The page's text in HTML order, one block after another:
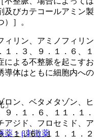
」
薬 > β刺激薬
及びカテコールアミン製
］。
リン、アミノフィリン
．３、９．１．６、１
による不整脈を起こすお
導体はともに細胞内への
ン、ベタメタゾン、ヒ
．１．６、１１．１．
アジド、フロセミド、ア
１．６、１１．１．２